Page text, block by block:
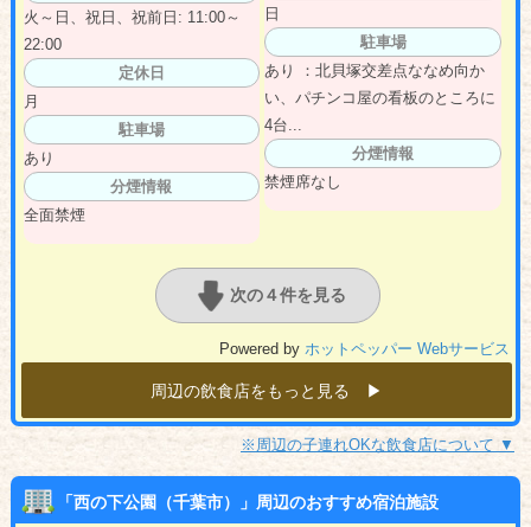
火～日、祝日、祝前日: 11:00～
22:00
定休日
月
駐車場
あり
分煙情報
全面禁煙
日
駐車場
あり ：北貝塚交差点ななめ向か
い、パチンコ屋の看板のところに
4台...
分煙情報
禁煙席なし
次の４件を見る
Powered by ホットペッパー Webサービス
周辺の飲食店をもっと見る ▶︎
※周辺の子連れOKな飲食店について ▼
「西の下公園（千葉市）」周辺のおすすめ宿泊施設